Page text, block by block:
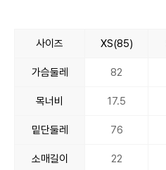
사이즈 XS(85)
가슴둘레 82
목너비 17.5
밑단둘레 76
소매길이 22